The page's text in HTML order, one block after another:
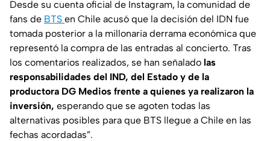
Desde su cuenta oficial de Instagram, la comunidad de
fans de BTS en Chile acusó que la decisión del IDN fue
tomada posterior a la millonaria derrama económica que
representó la compra de las entradas al concierto. Tras
los comentarios realizados, se han señalado las
responsabilidades del IND, del Estado y de la
productora DG Medios frente a quienes ya realizaron la
inversión, esperando que se agoten todas las
alternativas posibles para que BTS llegue a Chile en las
fechas acordadas”.